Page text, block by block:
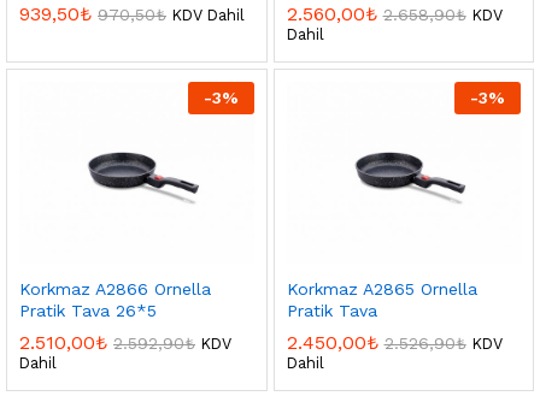
939,50₺ 970,50₺ KDV Dahil 2.560,00₺ 2.658,90₺ KDV
Dahil
-3%
Korkmaz A2866 Ornella
Pratik Tava 26*5
2.510,00₺ 2.592,90₺ KDV
Dahil
-3%
Korkmaz A2865 Ornella
Pratik Tava
2.450,00₺ 2.526,90₺ KDV
Dahil